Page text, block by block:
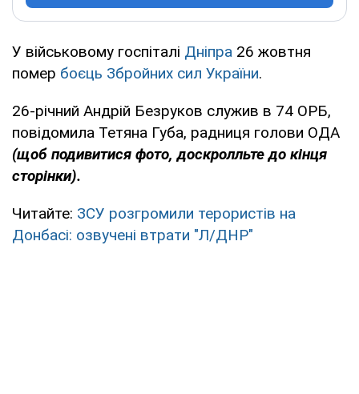
У військовому госпіталі Дніпра 26 жовтня
помер боєць Збройних сил України.
26-річний Андрій Безруков служив в 74 ОРБ,
повідомила Тетяна Губа, радниця голови ОДА
(щоб подивитися фото, доскролльте до кінця
сторінки).
Читайте: ЗСУ розгромили терористів на
Донбасі: озвучені втрати "Л/ДНР"